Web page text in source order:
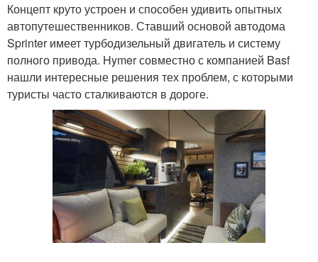
Концепт круто устроен и способен удивить опытных
автопутешественников. Ставший основой автодома
Sprinter имеет турбодизельный двигатель и систему
полного привода. Hymer совместно с компанией Basf
нашли интересные решения тех проблем, с которыми
туристы часто сталкиваются в дороге.